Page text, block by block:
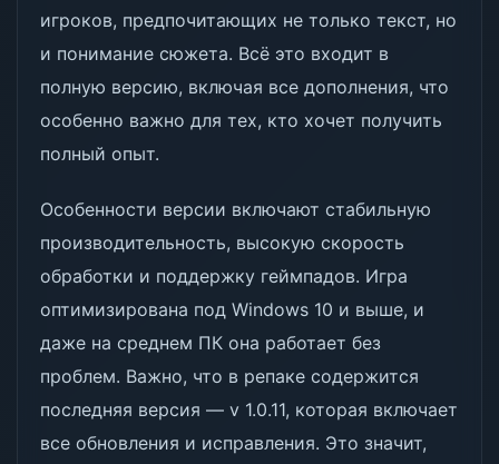
игроков, предпочитающих не только текст, но
и понимание сюжета. Всё это входит в
полную версию, включая все дополнения, что
особенно важно для тех, кто хочет получить
полный опыт.
Особенности версии включают стабильную
производительность, высокую скорость
обработки и поддержку геймпадов. Игра
оптимизирована под Windows 10 и выше, и
даже на среднем ПК она работает без
проблем. Важно, что в репаке содержится
последняя версия — v 1.0.11, которая включает
все обновления и исправления. Это значит,